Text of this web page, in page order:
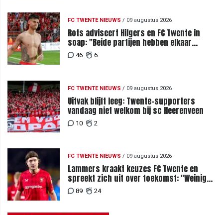
FC TWENTE NIEUWS / 09 augustus 2026
Rots adviseert Hilgers en FC Twente in
soap: "Beide partijen hebben elkaar
teleurgesteld"
46 6
FC TWENTE NIEUWS / 09 augustus 2026
Uitvak blijft leeg: Twente-supporters
vandaag niet welkom bij sc Heerenveen
10 2
FC TWENTE NIEUWS / 09 augustus 2026
Lammers kraakt keuzes FC Twente en
spreekt zich uit over toekomst: "Weinig
van te begrijpen"
89 24